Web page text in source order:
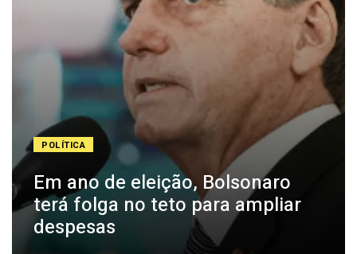
POLÍTICA
Em ano de eleição, Bolsonaro
terá folga no teto para ampliar
despesas